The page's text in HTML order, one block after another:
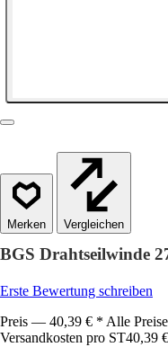
Vergleichen
BGS Drahtseilwinde
Erste Bewertung schreiben
Preis — 40,39 € * Alle
Versandkosten pro ST40,39 €